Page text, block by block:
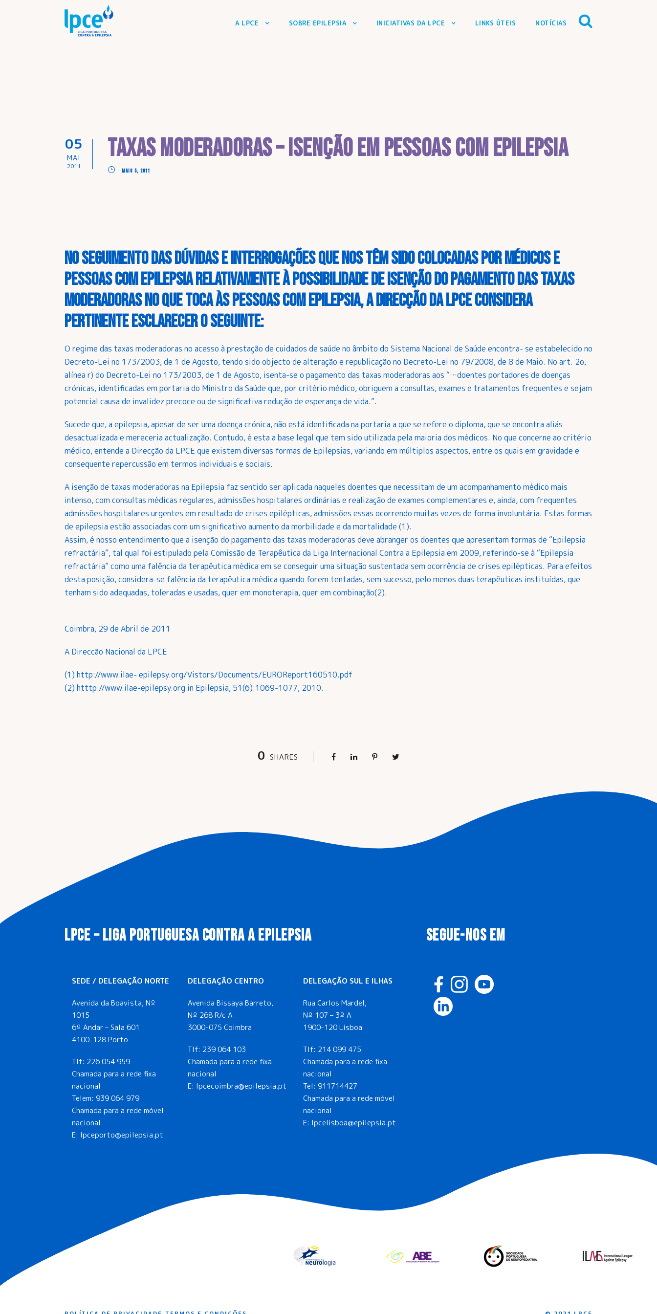
A LPCE SOBRE EPILEPSIA INICIATIVAS DA LPCE LINKS ÚTEIS NOTÍCIAS
05
MAI
2011
Taxas moderadoras – isenção em pessoas com epilepsia
MAIO 5, 2011
No seguimento das dúvidas e interrogações que nos têm sido colocadas por médicos e
pessoas com epilepsia relativamente à possibilidade de isenção do pagamento das taxas
moderadoras no que toca às pessoas com epilepsia, a Direcção da LPCE considera
pertinente esclarecer o seguinte:
O regime das taxas moderadoras no acesso à prestação de cuidados de saúde no âmbito do Sistema Nacional de Saúde encontra- se estabelecido no
Decreto-Lei no 173/2003, de 1 de Agosto, tendo sido objecto de alteração e republicação no Decreto-Lei no 79/2008, de 8 de Maio. No art. 2o,
alínea r) do Decreto-Lei no 173/2003, de 1 de Agosto, isenta-se o pagamento das taxas moderadoras aos “…doentes portadores de doenças
crónicas, identificadas em portaria do Ministro da Saúde que, por critério médico, obriguem a consultas, exames e tratamentos frequentes e sejam
potencial causa de invalidez precoce ou de significativa redução de esperança de vida.”.
Sucede que, a epilepsia, apesar de ser uma doença crónica, não está identificada na portaria a que se refere o diploma, que se encontra aliás
desactualizada e mereceria actualização. Contudo, é esta a base legal que tem sido utilizada pela maioria dos médicos. No que concerne ao critério
médico, entende a Direcção da LPCE que existem diversas formas de Epilepsias, variando em múltiplos aspectos, entre os quais em gravidade e
consequente repercussão em termos individuais e sociais.
A isenção de taxas moderadoras na Epilepsia faz sentido ser aplicada naqueles doentes que necessitam de um acompanhamento médico mais
intenso, com consultas médicas regulares, admissões hospitalares ordinárias e realização de exames complementares e, ainda, com frequentes
admissões hospitalares urgentes em resultado de crises epilépticas, admissões essas ocorrendo muitas vezes de forma involuntária. Estas formas
de epilepsia estão associadas com um significativo aumento da morbilidade e da mortalidade (1).
Assim, é nosso entendimento que a isenção do pagamento das taxas moderadoras deve abranger os doentes que apresentam formas de “Epilepsia
refractária”, tal qual foi estipulado pela Comissão de Terapêutica da Liga Internacional Contra a Epilepsia em 2009, referindo-se à “Epilepsia
refractária” como uma falência da terapêutica médica em se conseguir uma situação sustentada sem ocorrência de crises epilépticas. Para efeitos
desta posição, considera-se falência da terapêutica médica quando forem tentadas, sem sucesso, pelo menos duas terapêuticas instituídas, que
tenham sido adequadas, toleradas e usadas, quer em monoterapia, quer em combinação(2).
Coimbra, 29 de Abril de 2011
A Direccão Nacional da LPCE
(1) http://www.ilae- epilepsy.org/Vistors/Documents/EUROReport160510.pdf
(2) htttp://www.ilae-epilepsy.org in Epilepsia, 51(6):1069-1077, 2010.
0 SHARES
LPCE – LIGA PORTUGUESA CONTRA A EPILEPSIA
SEDE / DELEGAÇÃO NORTE
Avenida da Boavista, Nº
1015
6º Andar – Sala 601
4100-128 Porto
Tlf: 226 054 959
Chamada para a rede fixa
nacional
Telem: 939 064 979
Chamada para a rede móvel
nacional
E: lpceporto@epilepsia.pt
DELEGAÇÃO CENTRO
Avenida Bissaya Barreto,
Nº 268 R/c A
3000-075 Coimbra
Tlf: 239 064 103
Chamada para a rede fixa
nacional
E: lpcecoimbra@epilepsia.pt
DELEGAÇÃO SUL E ILHAS
Rua Carlos Mardel,
Nº 107 – 3º A
1900-120 Lisboa
Tlf: 214 099 475
Chamada para a rede fixa
nacional
Tel:911714427
Chamada para a rede móvel
nacional
E: lpcelisboa@epilepsia.pt
SEGUE-NOS EM